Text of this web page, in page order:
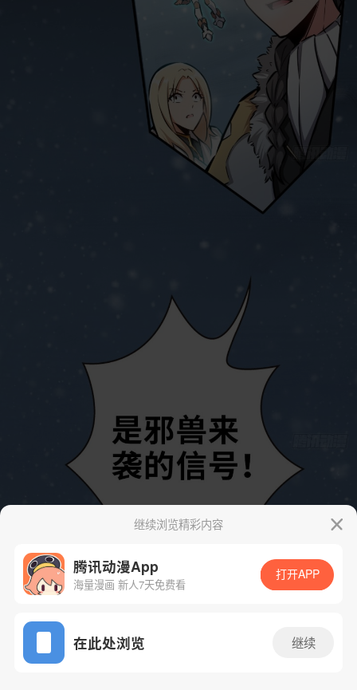
App免费看
继续浏览精彩内容
腾讯动漫App
海量漫画 新人7天免费看
打开APP
在此处浏览 继续